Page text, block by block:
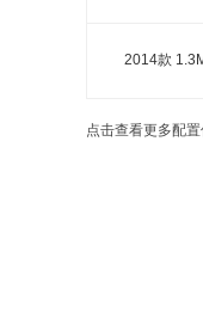
2014款
点击查看更多配置